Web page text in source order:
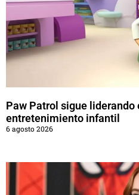
Paw Patrol sigue liderando
entretenimiento infantil
6 agosto 2026